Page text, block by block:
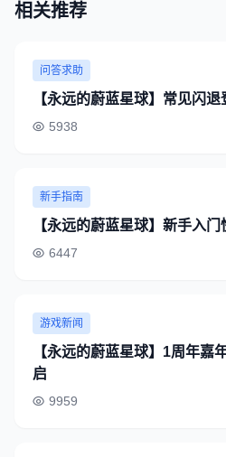
相关推荐
问答求助
【永远的蔚蓝星球】常见闪
5938
新手指南
【永远的蔚蓝星球】新手入
6447
游戏新闻
【永远的蔚蓝星球】1周年嘉
启
9959